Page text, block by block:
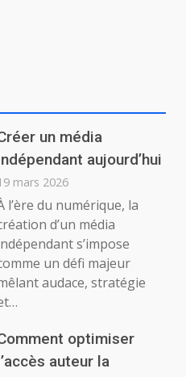
un média
aujourd’hui
mars 2026
l’ère du numérique, la
d’un média
s’impose
un défi majeur
audace, stratégie
optimiser
auteur la